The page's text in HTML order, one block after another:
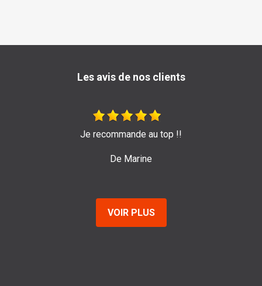
Les avis de nos clients
Je recommande au top !!
VOIR PLUS